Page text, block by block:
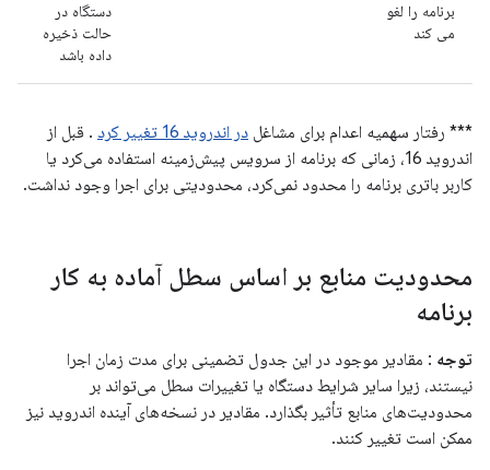
برنامه را لغو
می کند
دستگاه در
حالت ذخیره
داده باشد
*** رفتار سهمیه اعدام برای مشاغل در اندروید 16 تغییر کرد
. قبل از
اندروید 16، زمانی که برنامه از سرویس پیش‌زمینه استفاده می‌کرد یا
کاربر باتری برنامه را محدود نمی‌کرد، محدودیتی برای اجرا وجود نداشت.
محدودیت منابع بر اساس سطل آماده به کار
برنامه
توجه : مقادیر موجود در این جدول تضمینی برای مدت زمان اجرا
نیستند، زیرا سایر شرایط دستگاه یا تغییرات سطل می‌تواند بر
محدودیت‌های منابع تأثیر بگذارد. مقادیر در نسخه‌های آینده اندروید نیز
ممکن است تغییر کنند.